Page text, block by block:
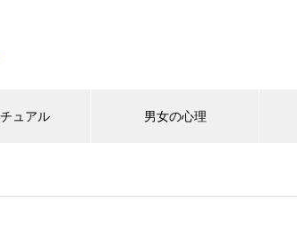
ュアル 男女の心理